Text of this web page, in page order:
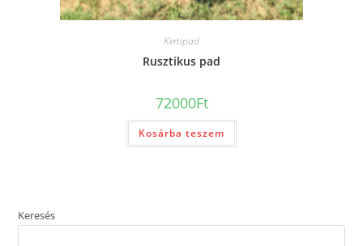
Kertipad
Rusztikus pad
72000Ft
Kosárba teszem
Keresés